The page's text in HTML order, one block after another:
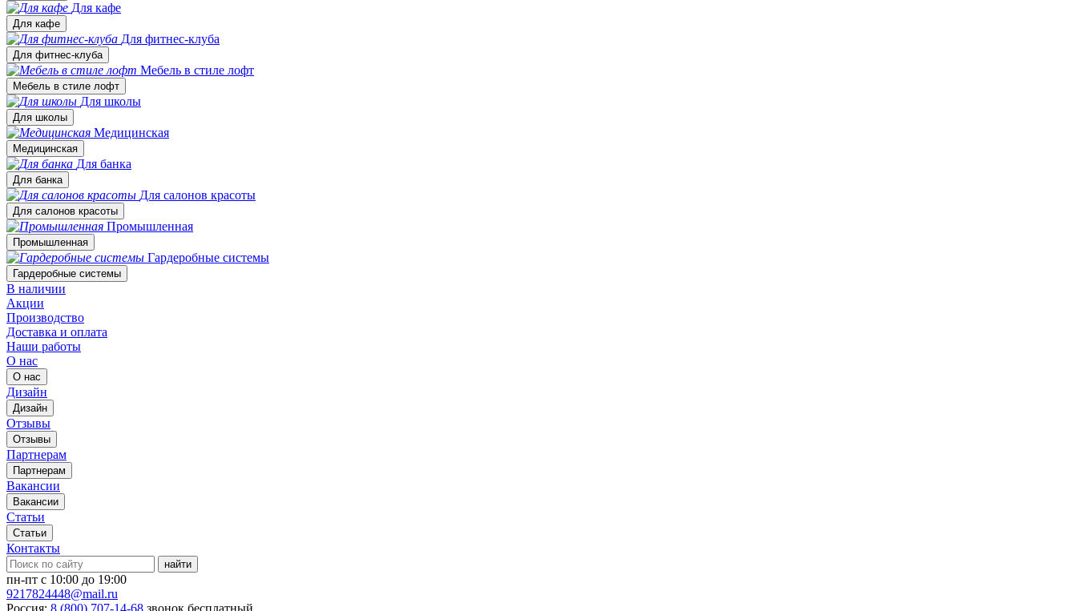
Для кафе
Для кафе
Для фитнес-клуба
Для фитнес-клуба
Мебель в стиле лофт
Мебель в стиле лофт
Для школы
Для школы
Медицинская
Медицинская
Для банка
Для банка
Для салонов красоты
Для салонов красоты
Промышленная
Промышленная
Гардеробные системы
Гардеробные системы
В наличии
Акции
Производство
Доставка и оплата
Наши работы
О нас
О нас
Дизайн
Дизайн
Отзывы
Отзывы
Партнерам
Партнерам
Вакансии
Вакансии
Статьи
Статьи
Контакты
найти
пн-пт с 10:00 до 19:00
9217824448@mail.ru
Россия: 8 (800) 707-14-68 звонок бесплатный